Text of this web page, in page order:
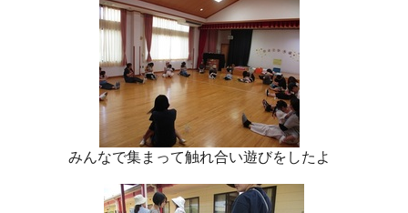
みんなで集まって触れ合い遊びをしたよ